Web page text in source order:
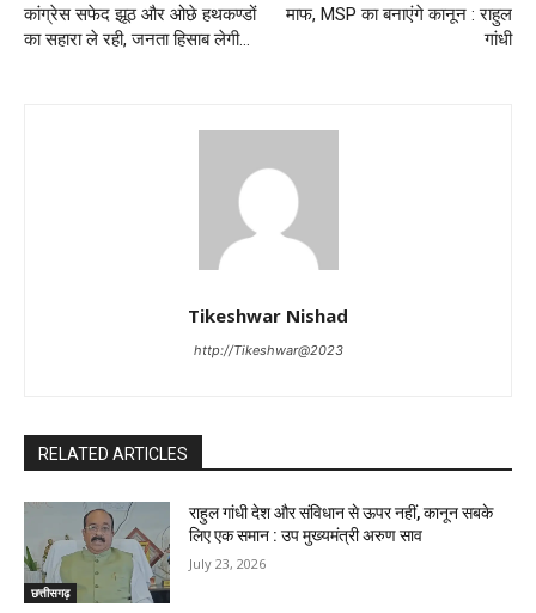
कांग्रेस सफेद झूठ और ओछे हथकण्डों
का सहारा ले रही, जनता हिसाब लेगी…
माफ, MSP का बनाएंगे कानून : राहुल
गांधी
Tikeshwar Nishad
http://Tikeshwar@2023
RELATED ARTICLES
छत्तीसगढ़
राहुल गांधी देश और संविधान से ऊपर नहीं, कानून सबके
लिए एक समान : उप मुख्यमंत्री अरुण साव
July 23, 2026